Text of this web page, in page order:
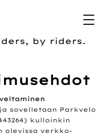
by riders.
sovelletaan Parkvelo
kulloinkin
olevissa verkko-